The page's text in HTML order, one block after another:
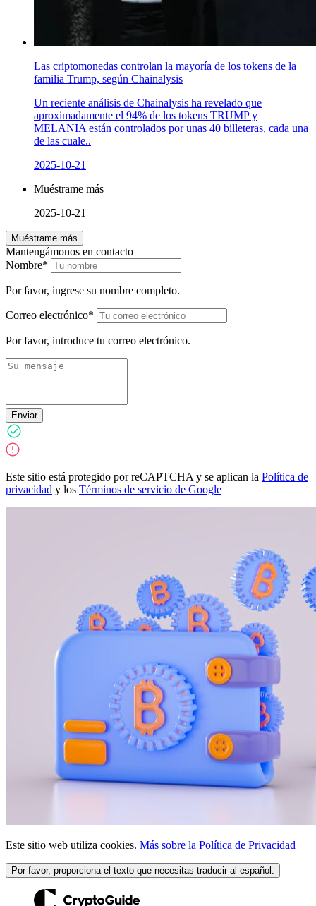
Las criptomonedas controlan la mayoría de los tokens de la
familia Trump, según Chainalysis
Un reciente análisis de Chainalysis ha revelado que
aproximadamente el 94% de los tokens TRUMP y
MELANIA están controlados por unas 40 billeteras, cada una
de las cuale..
2025-10-21
Muéstrame más
2025-10-21
Muéstrame más
Mantengámonos en contacto
Nombre*
Por favor, ingrese su nombre completo.
Correo electrónico*
Por favor, introduce tu correo electrónico.
Enviar
Este sitio está protegido por reCAPTCHA y se aplican la Política de
privacidad y los Términos de servicio de Google
Este sitio web utiliza cookies. Más sobre la Política de Privacidad
Por favor, proporciona el texto que necesitas traducir al español.